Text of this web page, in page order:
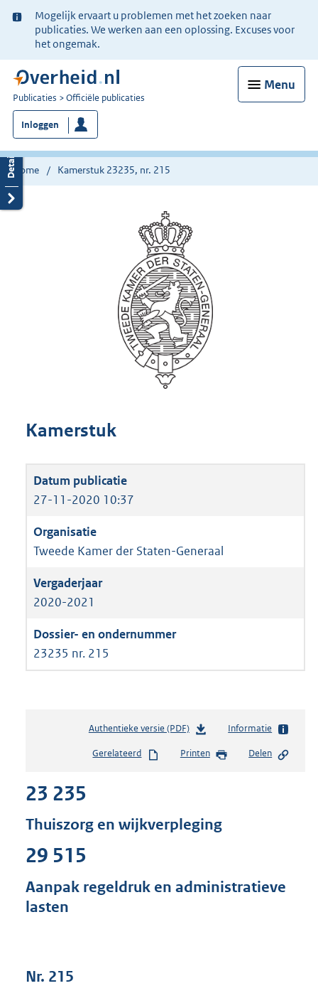
Ter
informatie:
Mogelijk ervaart u problemen met het zoeken naar
publicaties. We werken aan een oplossing. Excuses voor
het ongemak.
Menu
U
bent
nu
hier:
Publicaties Officiële publicaties
Inloggen
Home Kamerstuk 23235, nr. 215
Kamerstuk
27-11-2020 10:37
Tweede Kamer der Staten-Generaal
2020-2021
23235 nr. 215
Authentieke versie (PDF)b
s
s
o
Informatie
Gerelateerd Printen Delen
23 235
Thuiszorg en wijkverpleging
29 515
Aanpak regeldruk en administratieve
lasten
Nr. 215